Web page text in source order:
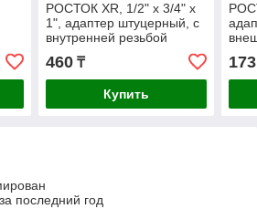
РОСТОК XR, 1/2" x 3/4" x
1", адаптер штуцерный, с
внутренней резьбой
(426355)
460₸
Купить
173
последний год